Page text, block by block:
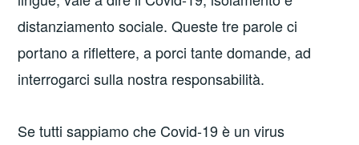
distanziamento sociale. Queste tre parole ci
portano a riflettere, a porci tante domande, ad
interrogarci sulla nostra responsabilità.
Se tutti sappiamo che Covid-19 è un virus